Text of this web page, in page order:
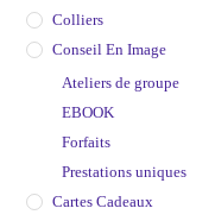
Colliers
Conseil En Image
Ateliers de groupe
EBOOK
Forfaits
Prestations uniques
Cartes Cadeaux